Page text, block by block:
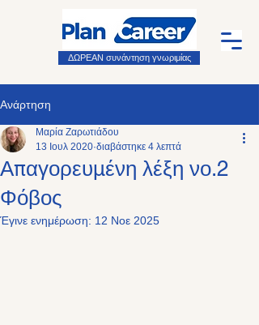
ΔΩΡΕΑΝ συνάντηση γνωριμίας
Ανάρτηση
Απαγορευμένη λέξη νο.2
Φόβος
Μαρία Ζαρωτιάδου
13 Ιουλ 2020 διαβάστηκε 4 λεπτά
Έγινε ενημέρωση: 12 Νοε 2025